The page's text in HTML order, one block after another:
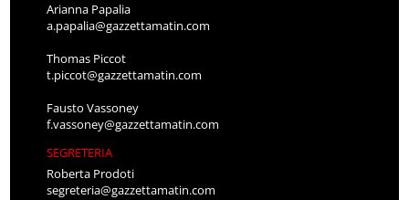
Arianna Papalia
a.papalia@gazzettamatin.com
Thomas Piccot
t.piccot@gazzettamatin.com
Fausto Vassoney
f.vassoney@gazzettamatin.com
SEGRETERIA
Roberta Prodoti
segreteria@gazzettamatin.com